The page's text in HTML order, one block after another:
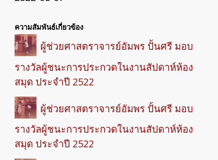
ความสัมพันธ์เกี่ยวข้อง
ผู้ช่วยศาสตราจารย์อัมพร ปั้นศรี มอบ
รางวัลผู้ชนะการประกวดในงานสัปดาห์ห้อง
สมุด ประจำปี 2522
ผู้ช่วยศาสตราจารย์อัมพร ปั้นศรี มอบ
รางวัลผู้ชนะการประกวดในงานสัปดาห์ห้อง
สมุด ประจำปี 2522